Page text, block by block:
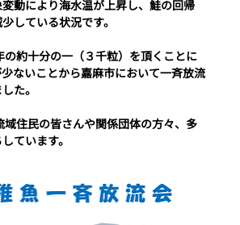
動により海水温が上昇し、鮭の回帰
している状況です。
ないことから嘉麻市において一⻫放流
た。
ています。